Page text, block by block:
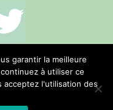
de cookies-
garantir la meilleure
à utiliser ce
acceptez l'utilisation des